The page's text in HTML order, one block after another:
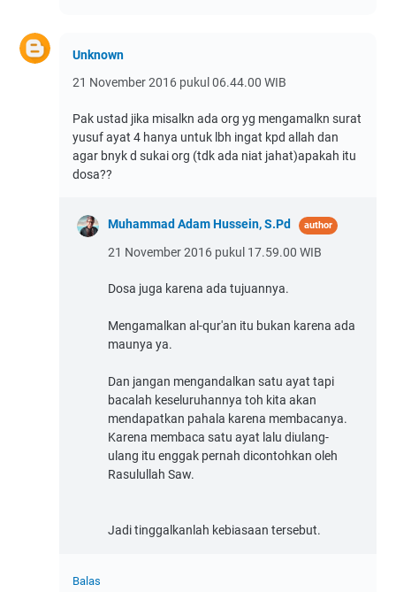
Unknown
21 November 2016 pukul 06.44.00 WIB
Pak ustad jika misalkn ada org yg mengamalkn surat
yusuf ayat 4 hanya untuk lbh ingat kpd allah dan
agar bnyk d sukai org (tdk ada niat jahat)apakah itu
dosa??
Muhammad Adam Hussein, S.Pd
21 November 2016 pukul 17.59.00 WIB
Dosa juga karena ada tujuannya.
Mengamalkan al-qur'an itu bukan karena ada
maunya ya.
Dan jangan mengandalkan satu ayat tapi
bacalah keseluruhannya toh kita akan
mendapatkan pahala karena membacanya.
Karena membaca satu ayat lalu diulang-
ulang itu enggak pernah dicontohkan oleh
Rasulullah Saw.
Jadi tinggalkanlah kebiasaan tersebut.
Balas